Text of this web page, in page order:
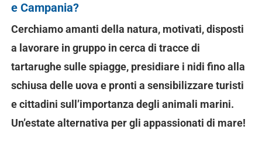
e Campania?
Cerchiamo amanti della natura, motivati, disposti
a lavorare in gruppo in cerca di tracce di
tartarughe sulle spiagge, presidiare i nidi fino alla
schiusa delle uova e pronti a sensibilizzare turisti
e cittadini sull’importanza degli animali marini.
Un’estate alternativa per gli appassionati di mare!